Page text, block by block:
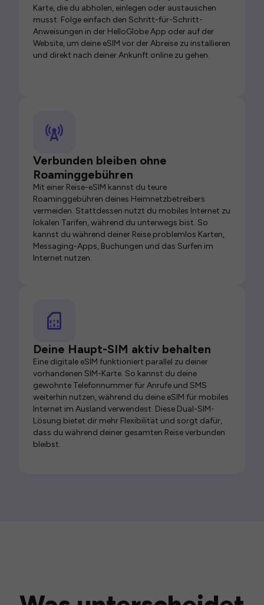
Karte, die du abholen, einlegen oder austauschen
musst. Folge einfach den Schritt-für-Schritt-
Anweisungen in der HelloGlobe App oder auf der
Website, um deine eSIM vor der Abreise zu installieren
und direkt nach deiner Ankunft online zu gehen.
Verbunden bleiben ohne
Roaminggebühren
Mit einer Reise-eSIM kannst du teure
Roaminggebühren deines Heimnetzbetreibers
vermeiden. Stattdessen nutzt du mobiles Internet zu
lokalen Tarifen, während du unterwegs bist. So
kannst du während deiner Reise problemlos Karten,
Messaging-Apps, Buchungen und das Surfen im
Internet nutzen.
Deine Haupt-SIM aktiv behalten
Eine digitale eSIM funktioniert parallel zu deiner
vorhandenen SIM-Karte. So kannst du deine
gewohnte Telefonnummer für Anrufe und SMS
weiterhin nutzen, während du deine eSIM für mobiles
Internet im Ausland verwendest. Diese Dual-SIM-
Lösung bietet dir mehr Flexibilität und sorgt dafür,
dass du während deiner gesamten Reise verbunden
bleibst.